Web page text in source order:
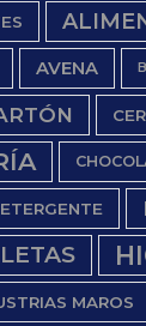
AVENA
MAROS